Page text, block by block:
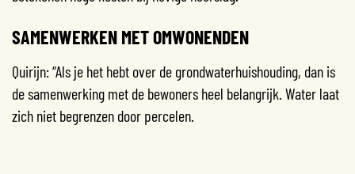
SAMENWERKEN MET OMWONENDEN
Quirijn: “Als je het hebt over de grondwaterhuishouding, dan is
de samenwerking met de bewoners heel belangrijk. Water laat
zich niet begrenzen door percelen.